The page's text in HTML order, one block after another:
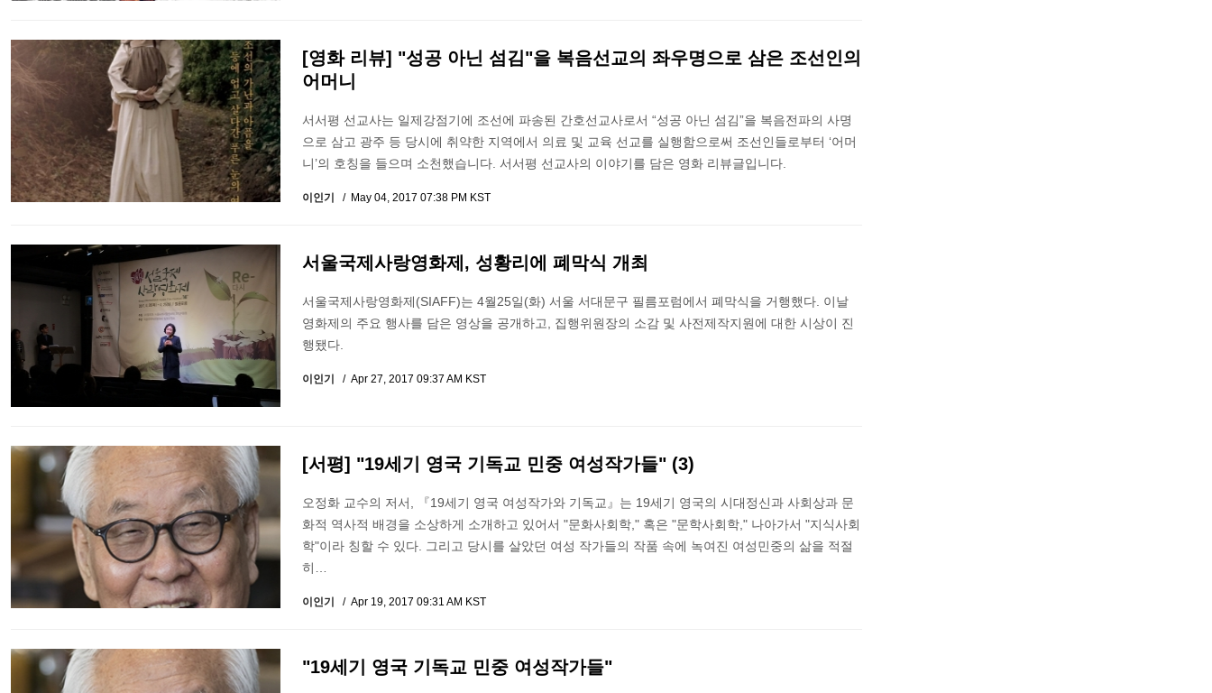
[영화 리뷰] "성공 아닌 섬김"을 복음선교의 좌우명으로 삼은 조선인의
어머니
서서평 선교사는 일제강점기에 조선에 파송된 간호선교사로서 “성공 아닌 섬김”을 복음전파의 사명
으로 삼고 광주 등 당시에 취약한 지역에서 의료 및 교육 선교를 실행함으로써 조선인들로부터 ‘어머
니’의 호칭을 들으며 소천했습니다. 서서평 선교사의 이야기를 담은 영화 리뷰글입니다.
이인기 May 04, 2017 07:38 PM KST
서울국제사랑영화제, 성황리에 폐막식 개최
서울국제사랑영화제(SIAFF)는 4월25일(화) 서울 서대문구 필름포럼에서 폐막식을 거행했다. 이날
영화제의 주요 행사를 담은 영상을 공개하고, 집행위원장의 소감 및 사전제작지원에 대한 시상이 진
행됐다.
이인기 Apr 27, 2017 09:37 AM KST
[서평] "19세기 영국 기독교 민중 여성작가들" (3)
오정화 교수의 저서, 『19세기 영국 여성작가와 기독교』는 19세기 영국의 시대정신과 사회상과 문
화적 역사적 배경을 소상하게 소개하고 있어서 "문화사회학," 혹은 "문학사회학," 나아가서 "지식사회
학"이라 칭할 수 있다. 그리고 당시를 살았던 여성 작가들의 작품 속에 녹여진 여성민중의 삶을 적절
히…
이인기 Apr 19, 2017 09:31 AM KST
"19세기 영국 기독교 민중 여성작가들"